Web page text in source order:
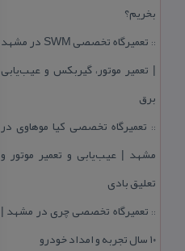
بخریم؟
::
تعمیرگاه تخصصی SWM در مشهد
| تعمیر موتور، گیربكس و عیب‌یابی
برق
:: تعمیرگاه تخصصی كیا موهاوی در
مشهد | عیب‌یابی و تعمیر موتور و
تعلیق بادی
:: تعمیرگاه تخصصی چری در مشهد |
۱۰ سال تجربه و امداد خودرو